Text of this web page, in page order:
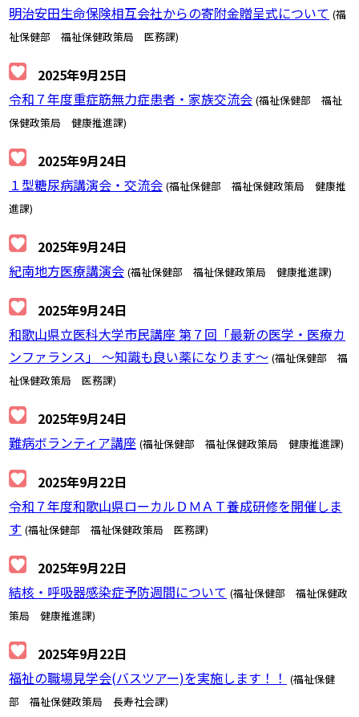
明治安田生命保険相互会社からの寄附金贈呈式について (福
祉保健部 福祉保健政策局 医務課)
2025年9月25日
令和７年度重症筋無力症患者・家族交流会 (福祉保健部 福祉
保健政策局 健康推進課)
2025年9月24日
１型糖尿病講演会・交流会 (福祉保健部 福祉保健政策局 健康推
進課)
2025年9月24日
紀南地方医療講演会 (福祉保健部 福祉保健政策局 健康推進課)
2025年9月24日
和歌山県立医科大学市民講座 第７回「最新の医学・医療カ
ンファランス」 ～知識も良い薬になります～ (福祉保健部 福
祉保健政策局 医務課)
2025年9月24日
難病ボランティア講座 (福祉保健部 福祉保健政策局 健康推進課)
2025年9月22日
令和７年度和歌山県ローカルＤＭＡＴ養成研修を開催しま
す (福祉保健部 福祉保健政策局 医務課)
2025年9月22日
結核・呼吸器感染症予防週間について (福祉保健部 福祉保健政
策局 健康推進課)
2025年9月22日
福祉の職場見学会(バスツアー)を実施します！！ (福祉保健
部 福祉保健政策局 長寿社会課)